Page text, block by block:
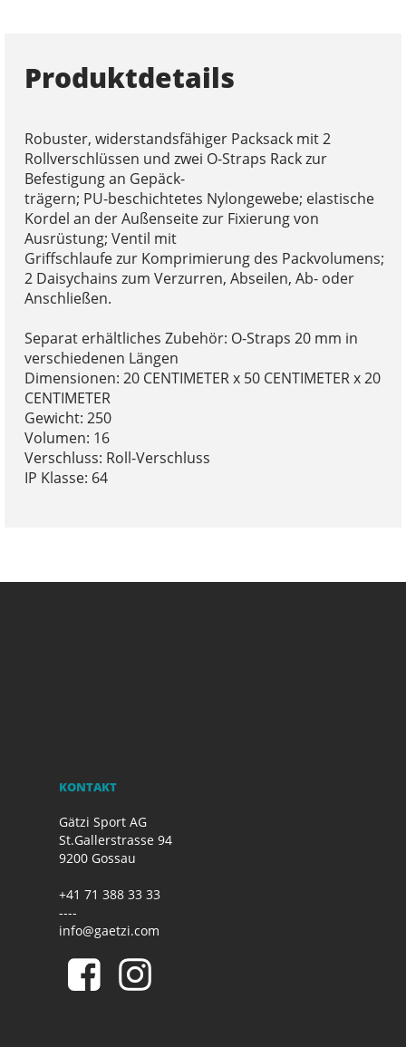
Produktdetails
Robuster, widerstandsfähiger Packsack mit 2
Rollverschlüssen und zwei O-Straps Rack zur
Befestigung an Gepäck-
trägern; PU-beschichtetes Nylongewebe; elastische
Kordel an der Außenseite zur Fixierung von
Ausrüstung; Ventil mit
Griffschlaufe zur Komprimierung des Packvolumens;
2 Daisychains zum Verzurren, Abseilen, Ab- oder
Anschließen.
Separat erhältliches Zubehör: O-Straps 20 mm in
verschiedenen Längen
Dimensionen: 20 CENTIMETER x 50 CENTIMETER x 20
CENTIMETER
Gewicht: 250
Volumen: 16
Verschluss: Roll-Verschluss
IP Klasse: 64
KONTAKT
Gätzi Sport AG
St.Gallerstrasse 94
9200 Gossau
+41 71 388 33 33
----
info@gaetzi.com